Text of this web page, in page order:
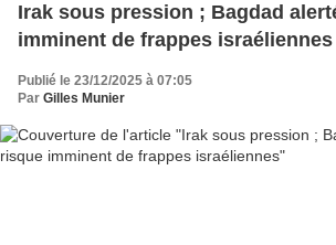
Irak sous pression ; Bagdad
imminent de frappes israéliennes
Publié le 23/12/2025 à 07:05
Par Gilles Munier